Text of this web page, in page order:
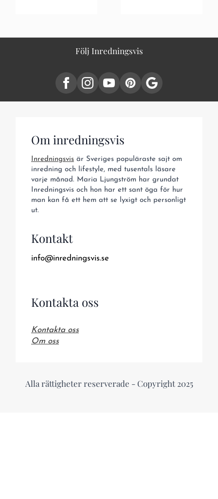
Följ Inredningsvis
Om inredningsvis
Inredningsvis är Sveriges populäraste sajt om
inredning och lifestyle, med tusentals läsare
varje månad. Maria Ljungström har grundat
Inredningsvis och hon har ett sant öga för hur
man kan få ett hem att se lyxigt och personligt
ut.
Kontakt
info@inredningsvis.se
Kontakta oss
Kontakta oss
Om oss
Alla rättigheter reserverade - Copyright 2025